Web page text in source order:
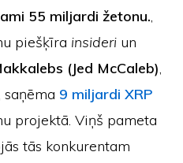
55 miljardi žetonu.,
piešķīra insideri un
(Jed McCaleb),
9 miljardi XRP
projektā. Viņš pameta
tās konkurentam